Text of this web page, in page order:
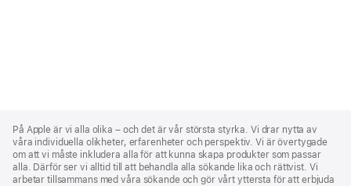
Footer
På Apple är vi alla olika – och det är vår största styrka. Vi drar nytta av
våra individuella olikheter, erfarenheter och perspektiv. Vi är övertygade
om att vi måste inkludera alla för att kunna skapa produkter som passar
alla. Därför ser vi alltid till att behandla alla sökande lika och rättvist. Vi
arbetar tillsammans med våra sökande och gör vårt yttersta för att erbjuda